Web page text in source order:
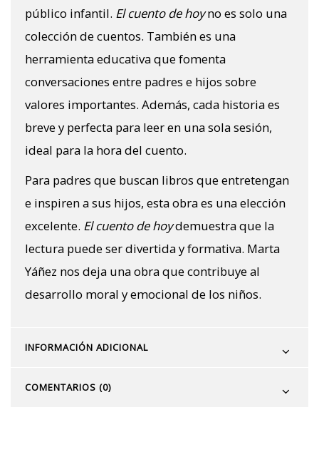
público infantil. El cuento de hoyno es solo una
colección de cuentos. También es una
herramienta educativa que fomenta
conversaciones entre padres e hijos sobre
valores importantes. Además, cada historia es
breve y perfecta para leer en una sola sesión,
ideal para la hora del cuento.
Para padres que buscan libros que entretengan
e inspiren a sus hijos, esta obra es una elección
excelente. El cuento de hoydemuestra que la
lectura puede ser divertida y formativa. Marta
Yáñez nos deja una obra que contribuye al
desarrollo moral y emocional de los niños.
INFORMACIÓN ADICIONAL
COMENTARIOS (0)